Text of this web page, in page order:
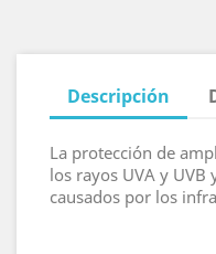
Descripción
La protección de
los rayos UVA y
causados ​​por los